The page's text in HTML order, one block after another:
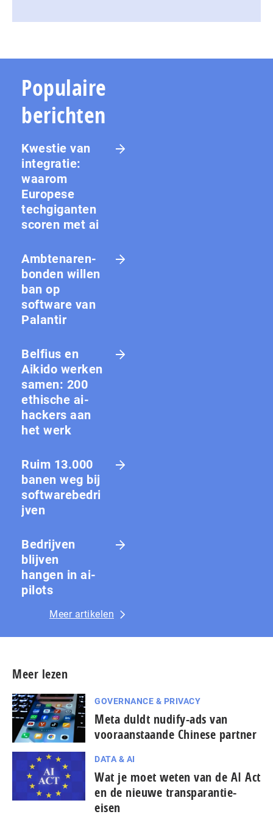
Populaire
berichten
Kwestie van
integratie:
waarom
Europese
techgiganten
scoren met ai
Amb­te­na­ren­
bon­den willen
ban op
software van
Palantir
Belfius en
Aikido werken
samen: 200
ethische ai-
hackers aan
het werk
Ruim 13.000
banen weg bij
softwarebedri
jven
Bedrijven
blijven
hangen in ai-
pilots
Meer artikelen
Meer lezen
GOVERNANCE & PRIVACY
Meta duldt nudify-ads van
vooraanstaande Chinese partner
DATA & AI
Wat je moet weten van de AI Act
en de nieuwe transparantie-
eisen